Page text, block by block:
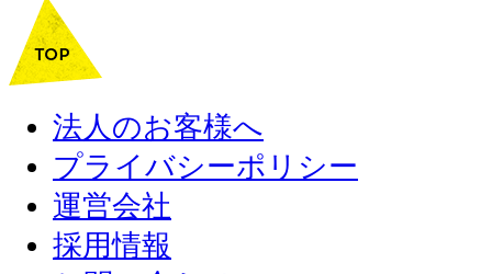
法人のお客様へ
プライバシーポリシー
運営会社
採用情報